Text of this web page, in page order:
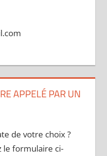
APPELÉ PAR UN
de votre choix ?
le formulaire ci-